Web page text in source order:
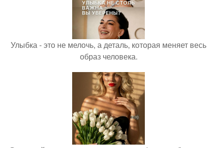
Улыбка - это не мелочь, а деталь, которая меняет весь
образ человека.